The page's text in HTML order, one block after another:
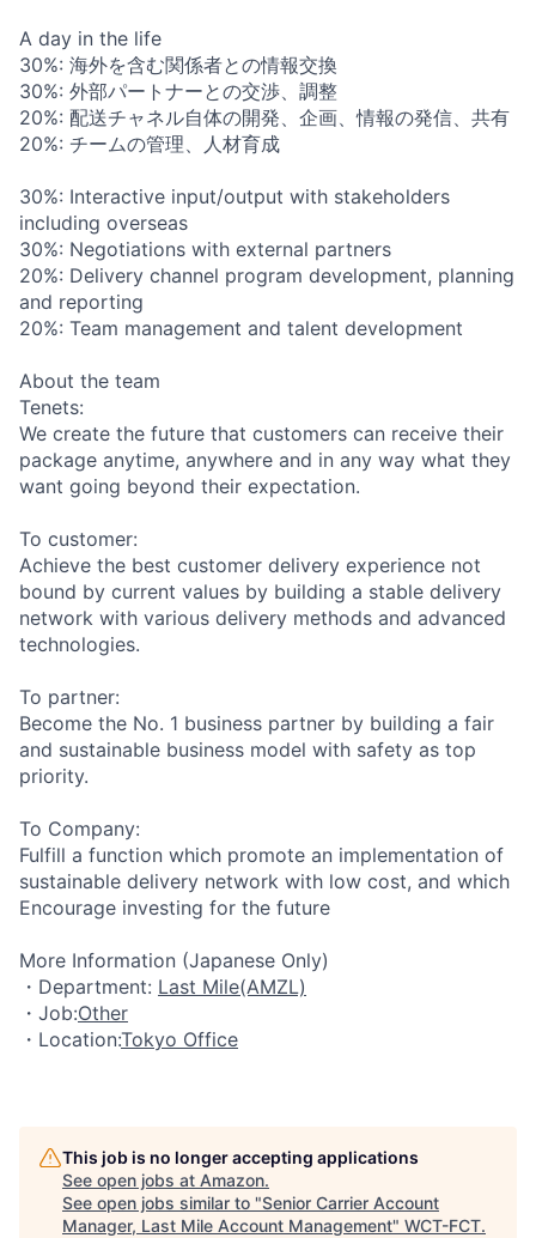
A day in the life
30%: 海外を含む関係者との情報交換
30%: 外部パートナーとの交渉、調整
20%: 配送チャネル自体の開発、企画、情報の発信、共有
20%: チームの管理、人材育成
30%: Interactive input/output with stakeholders
including overseas
30%: Negotiations with external partners
20%: Delivery channel program development, planning
and reporting
20%: Team management and talent development
About the team
Tenets:
We create the future that customers can receive their
package anytime, anywhere and in any way what they
want going beyond their expectation.
To customer:
Achieve the best customer delivery experience not
bound by current values by building a stable delivery
network with various delivery methods and advanced
technologies.
To partner:
Become the No. 1 business partner by building a fair
and sustainable business model with safety as top
priority.
To Company:
Fulfill a function which promote an implementation of
sustainable delivery network with low cost, and which
Encourage investing for the future
More Information (Japanese Only)
・Department: Last Mile(AMZL)
・Job:Other
・Location:Tokyo Office
This job is no longer accepting applications
See open jobs at Amazon.
See open jobs similar to "Senior Carrier Account
Manager, Last Mile Account Management" WCT-FCT.